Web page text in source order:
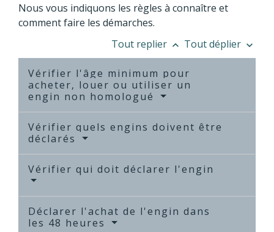
Nous vous indiquons les règles à connaître et
comment faire les démarches.
Tout replier keyboard_arrow_up Tout déplier keyboard_arrow_down
Vérifier l'âge minimum pour
acheter, louer ou utiliser un
engin non homologué
Vérifier quels engins doivent être
déclarés
Vérifier qui doit déclarer l'engin
Déclarer l'achat de l'engin dans
les 48 heures